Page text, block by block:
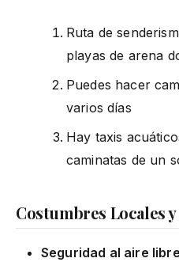
Ruta de
playas de arena
Puedes hacer
varios días
Hay taxis
caminatas de un
Costumbres Locales
Seguridad al aire